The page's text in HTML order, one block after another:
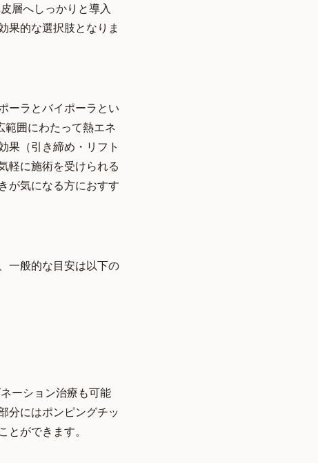
層へしっかりと導入
果的な選択肢となりま
ーラとバイポーラとい
範囲にわたって熱エネ
果（引き締め・リフト
軽に施術を受けられる
が気になる方におすす
一般的な目安は以下の
ーション治療も可能
分にはポンピングチッ
ができます。